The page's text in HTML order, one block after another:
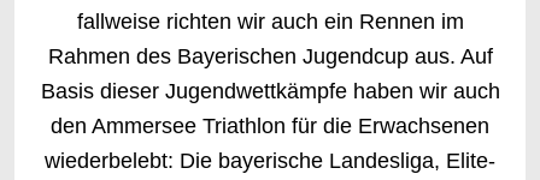
fallweise richten wir auch ein Rennen im
Rahmen des Bayerischen Jugendcup aus. Auf
Basis dieser Jugendwettkämpfe haben wir auch
den Ammersee Triathlon für die Erwachsenen
wiederbelebt: Die bayerische Landesliga, Elite-